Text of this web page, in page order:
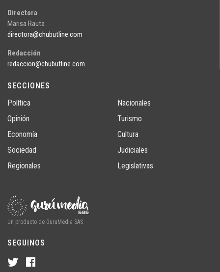
Directora
Marisa Rauta
directora@chubutline.com
Redacción
redaccion@chubutline.com
SECCIONES
Política
Opinión
Economía
Sociedad
Regionales
Nacionales
Turismo
Cultura
Judiciales
Legislativas
Un producto de GuruMedia SAS
SEGUINOS